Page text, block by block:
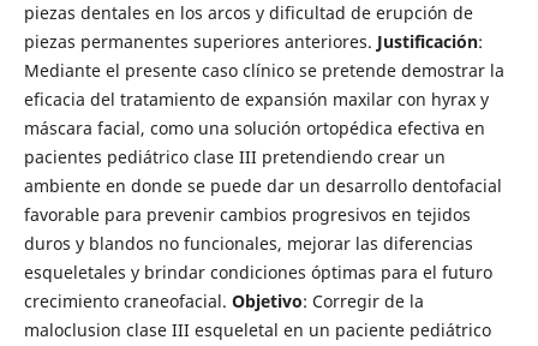
piezas dentales en los arcos y dificultad de erupción de
piezas permanentes superiores anteriores. Justificación:
Mediante el presente caso clínico se pretende demostrar la
eficacia del tratamiento de expansión maxilar con hyrax y
máscara facial, como una solución ortopédica efectiva en
pacientes pediátrico clase III pretendiendo crear un
ambiente en donde se puede dar un desarrollo dentofacial
favorable para prevenir cambios progresivos en tejidos
duros y blandos no funcionales, mejorar las diferencias
esqueletales y brindar condiciones óptimas para el futuro
crecimiento craneofacial. Objetivo: Corregir de la
maloclusion clase III esqueletal en un paciente pediátrico